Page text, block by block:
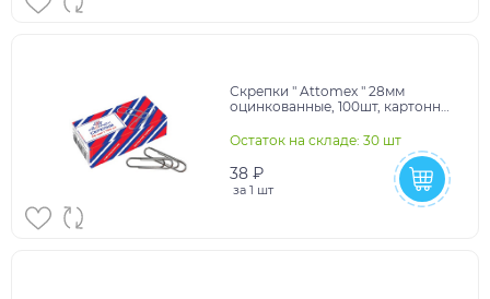
Скрепки " Attomex " 28мм
оцинкованные, 100шт, картонная
10228020/160425/5057803
Остаток на складе: 30 шт
38 ₽
за 1 шт